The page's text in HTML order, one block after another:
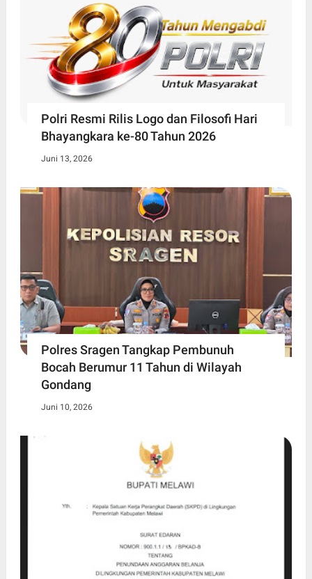
Polri Resmi Rilis Logo dan Filosofi Hari
Bhayangkara ke-80 Tahun 2026
Juni 13, 2026
Polres Sragen Tangkap Pembunuh
Bocah Berumur 11 Tahun di Wilayah
Gondang
Juni 10, 2026